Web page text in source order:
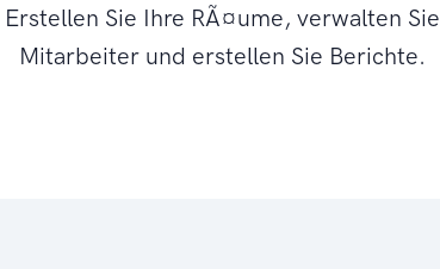
Erstellen Sie Ihre RÃ¤ume, verwalten Sie
Mitarbeiter und erstellen Sie Berichte.